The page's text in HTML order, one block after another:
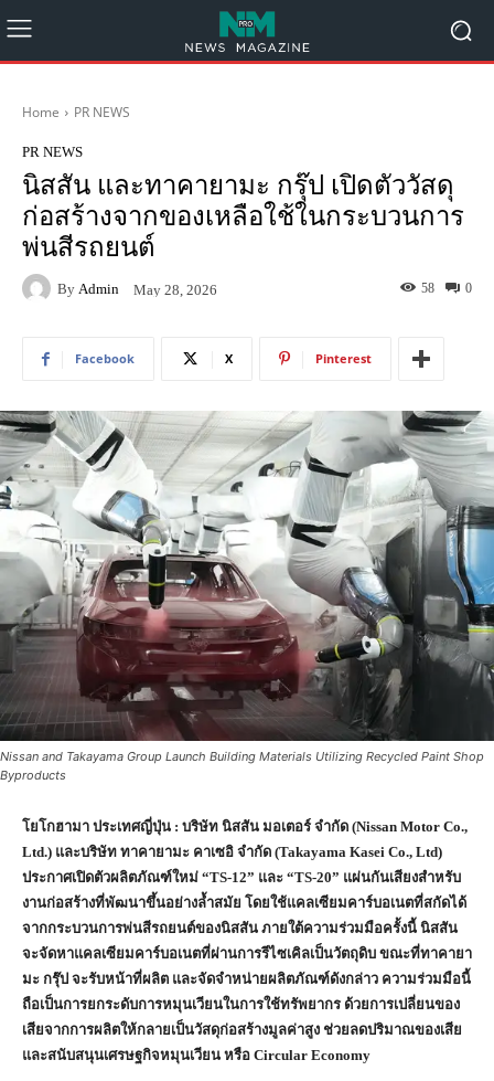
Home PR NEWS
PR NEWS
นิสสัน และทาคายามะ กรุ๊ป เปิดตัววัสดุ
ก่อสร้างจากของเหลือใช้ในกระบวนการ
พ่นสีรถยนต์
By Admin May 28, 2026 0
58
Facebook X Pinterest
Nissan and Takayama Group Launch Building Materials Utilizing Recycled Paint Shop
Byproducts
โยโกฮามา ประเทศญี่ปุ่น : บริษัท นิสสัน มอเตอร์ จำกัด (Nissan Motor Co.,
Ltd.) และบริษัท ทาคายามะ คาเซอิ จำกัด (Takayama Kasei Co., Ltd)
ประกาศเปิดตัวผลิตภัณฑ์ใหม่ “TS-12” และ “TS-20” แผ่นกันเสียงสำหรับ
งานก่อสร้างที่พัฒนาขึ้นอย่างล้ำสมัย โดยใช้แคลเซียมคาร์บอเนตที่สกัดได้
จากกระบวนการพ่นสีรถยนต์ของนิสสัน ภายใต้ความร่วมมือครั้งนี้ นิสสัน
จะจัดหาแคลเซียมคาร์บอเนตที่ผ่านการรีไซเคิลเป็นวัตถุดิบ ขณะที่ทาคายา
มะ กรุ๊ป จะรับหน้าที่ผลิต และจัดจำหน่ายผลิตภัณฑ์ดังกล่าว ความร่วมมือนี้
ถือเป็นการยกระดับการหมุนเวียนในการใช้ทรัพยากร ด้วยการเปลี่ยนของ
เสียจากการผลิตให้กลายเป็นวัสดุก่อสร้างมูลค่าสูง ช่วยลดปริมาณของเสีย
และสนับสนุนเศรษฐกิจหมุนเวียน หรือ Circular Economy